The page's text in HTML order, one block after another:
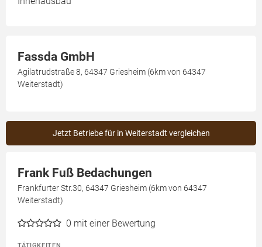
Fassda GmbH
Agilatrudstraße 8, 64347 Griesheim (6km von 64347
Weiterstadt)
Jetzt Betriebe für in Weiterstadt vergleichen
Frank Fuß Bedachungen
Frankfurter Str.30, 64347 Griesheim (6km von 64347
Weiterstadt)
0 mit einer Bewertung
TÄTIGKEITEN